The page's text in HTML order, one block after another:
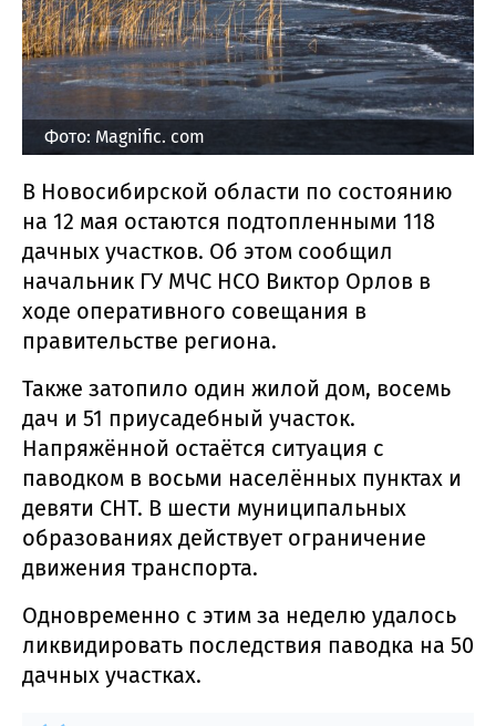
Фото: Magnific. com
В Новосибирской области по состоянию
на 12 мая остаются подтопленными 118
дачных участков. Об этом сообщил
начальник ГУ МЧС НСО Виктор Орлов в
ходе оперативного совещания в
правительстве региона.
Также затопило один жилой дом, восемь
дач и 51 приусадебный участок.
Напряжённой остаётся ситуация с
паводком в восьми населённых пунктах и
девяти СНТ. В шести муниципальных
образованиях действует ограничение
движения транспорта.
Одновременно с этим за неделю удалось
ликвидировать последствия паводка на 50
дачных участках.